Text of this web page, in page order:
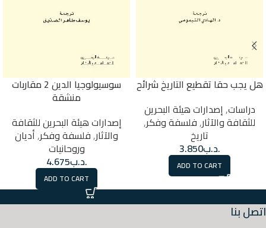
هل يجب حقا تقطيع التاريخ شرائح
دراسات,إصدارات هيئة البحرين
للثقافة والآثار,فلسفة وفكر,
تاريخ
.د.ب3.850
ADD TO CART
سوسيولوجيا الدين 2 مقاربات
منشقة
إصدارات هيئة البحرين للثقافة
والآثار,فلسفة وفكر,أديان
وروحانيات
.د.ب4.675
ADD TO CART
اتصل بنا